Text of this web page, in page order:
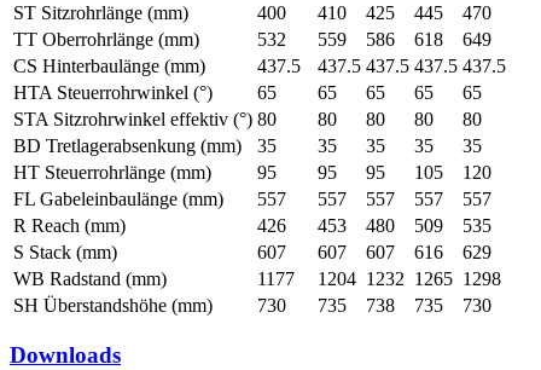
ST Sitzrohrlänge (mm)
400 410 425 445
470
TT Oberrohrlänge (mm)
532 559 586 618
649
CS Hinterbaulänge (mm)
437.5 437.5 437.5 437.5 437.5
HTA Steuerrohrwinkel (°)
65 65 65 65
65
STA Sitzrohrwinkel effektiv (°) 80 80 80 80
80
BD Tretlagerabsenkung (mm)
35 35 35 35
35
HT Steuerrohrlänge (mm)
95 95 95 105
120
FL Gabeleinbaulänge (mm)
557 557 557 557
557
R Reach (mm)
426 453 480 509
535
S Stack (mm)
607 607 607 616
629
WB Radstand (mm)
1177 1204 1232 1265 1298
SH Überstandshöhe (mm)
730 735 738 735 730
Downloads